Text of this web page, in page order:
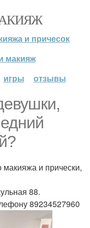
и причесок
макияж
игры отзывы
и прически,
88.
89234527960